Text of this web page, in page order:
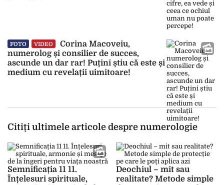
FOTO VIDEO
Corina Macoveiu,
numerolog și consilier de succes,
ascunde un dar rar! Puțini știu că este și
medium cu revelații uimitoare!
Citiți ultimele articole despre numerologie
Semnificația 11 11.
Înțelesuri spirituale,
Deochiul – mit sau
realitate? Metode simple